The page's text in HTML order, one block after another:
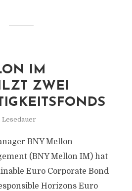
IM
ZWEI
Lesedauer
BNY Mellon
(BNY Mellon IM) hat
Euro Corporate Bond
Horizons Euro